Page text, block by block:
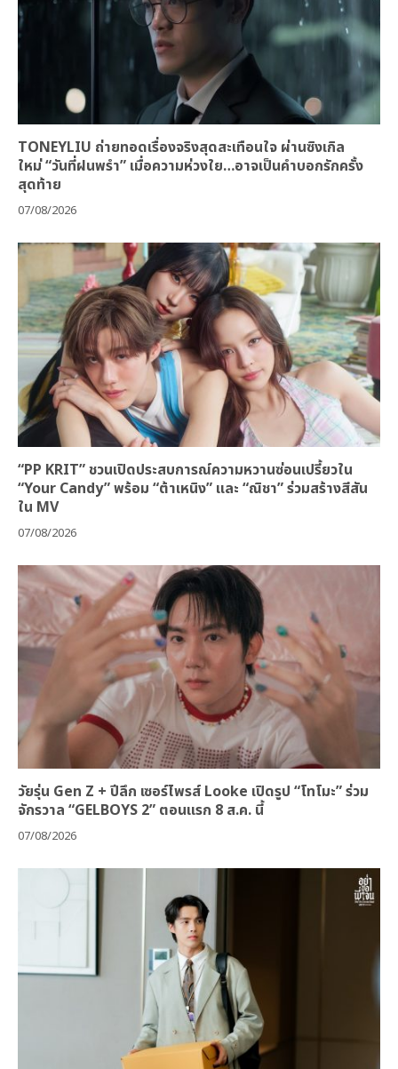
TONEYLIU ถ่ายทอดเรื่องจริงสุดสะเทือนใจ ผ่านซิงเกิล
ใหม่ “วันที่ฝนพรำ” เมื่อความห่วงใย…อาจเป็นคำบอกรักครั้ง
สุดท้าย
07/08/2026
“PP KRIT” ชวนเปิดประสบการณ์ความหวานซ่อนเปรี้ยวใน
“Your Candy” พร้อม “ต้าเหนิง” และ “ณิชา” ร่วมสร้างสีสัน
ใน MV
07/08/2026
วัยรุ่น Gen Z + ปีลึก เซอร์ไพรส์ Looke เปิดรูป “โทโมะ” ร่วม
จักรวาล “GELBOYS 2” ตอนแรก 8 ส.ค. นี้
07/08/2026